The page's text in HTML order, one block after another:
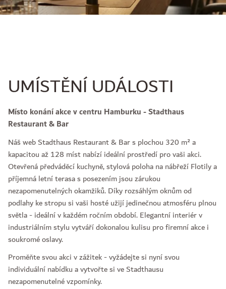
UMÍSTĚNÍ UDÁLOSTI
Místo konání akce v centru Hamburku - Stadthaus
Restaurant & Bar
Náš web Stadthaus Restaurant & Bar s plochou 320 m² a
kapacitou až 128 míst nabízí ideální prostředí pro vaši akci.
Otevřená předváděcí kuchyně, stylová poloha na nábřeží Flotily a
příjemná letní terasa s posezením jsou zárukou
nezapomenutelných okamžiků. Díky rozsáhlým oknům od
podlahy ke stropu si vaši hosté užijí jedinečnou atmosféru plnou
světla - ideální v každém ročním období. Elegantní interiér v
industriálním stylu vytváří dokonalou kulisu pro firemní akce i
soukromé oslavy.
Proměňte svou akci v zážitek - vyžádejte si nyní svou
individuální nabídku a vytvořte si ve Stadthausu
nezapomenutelné vzpomínky.